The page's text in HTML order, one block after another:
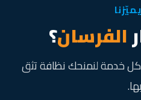
الفرسان؟
خدمة لنمنحك نظافة تثق
بها.